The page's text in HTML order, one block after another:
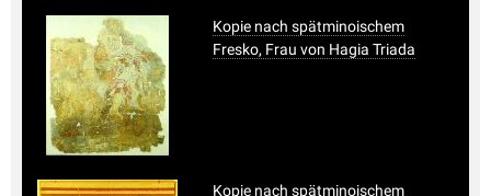
Kopie nach spätminoischem
Fresko, Frau von Hagia Triada
Kopie nach spätminoischem